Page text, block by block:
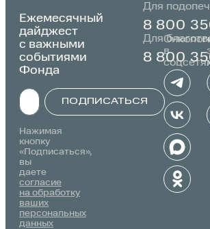
Для
8 800
Для
8 800
Ежемесячный
дайджест
с важными
событиями
Фонда
ПОДПИСАТЬСЯ
Нажимая
кнопку
«Подписаться»,
вы
даете
согласие
на обработку
ваших
персональных
данных
в